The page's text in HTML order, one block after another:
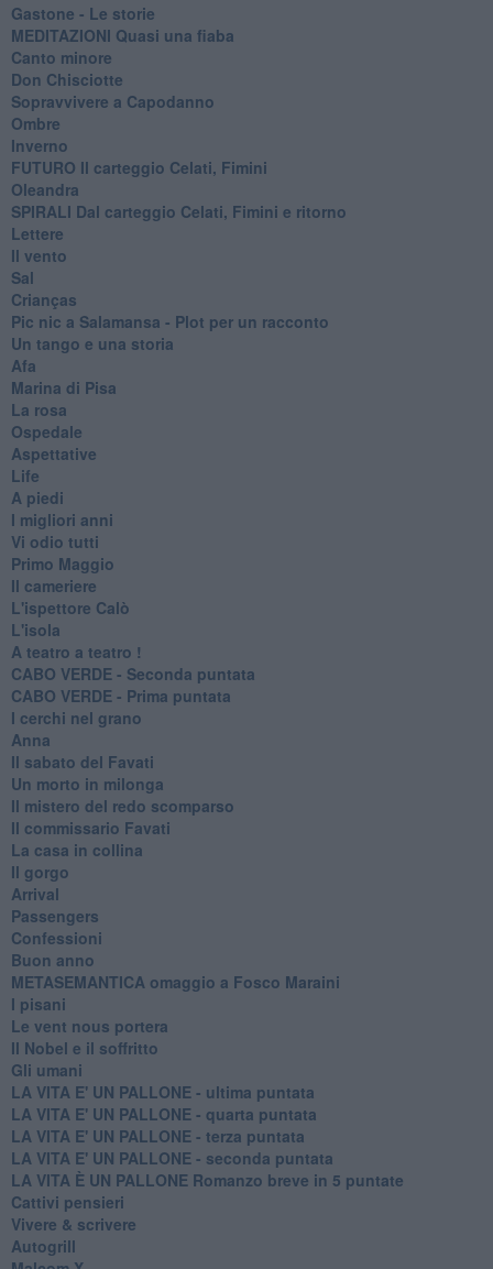
Gastone - Le storie
MEDITAZIONI Quasi una fiaba
Canto minore
Don Chisciotte
Sopravvivere a Capodanno
Ombre
Inverno
FUTURO Il carteggio Celati, Fimini
Oleandra
SPIRALI Dal carteggio Celati, Fimini e ritorno
Lettere
Il vento
Sal
Crianças
Pic nic a Salamansa - Plot per un racconto
Un tango e una storia
Afa
Marina di Pisa
La rosa
Ospedale
Aspettative
Life
A piedi
I migliori anni
Vi odio tutti
Primo Maggio
Il cameriere
L'ispettore Calò
L'isola
A teatro a teatro !
CABO VERDE - Seconda puntata
CABO VERDE - Prima puntata
I cerchi nel grano
Anna
Il sabato del Favati
Un morto in milonga
Il mistero del redo scomparso
Il commissario Favati
La casa in collina
Il gorgo
Arrival
Passengers
Confessioni
Buon anno
METASEMANTICA omaggio a Fosco Maraini
I pisani
Le vent nous portera
Il Nobel e il soffritto
Gli umani
LA VITA E' UN PALLONE - ultima puntata
LA VITA E' UN PALLONE - quarta puntata
LA VITA E' UN PALLONE - terza puntata
LA VITA E' UN PALLONE - seconda puntata
LA VITA È UN PALLONE Romanzo breve in 5 puntate
Cattivi pensieri
Vivere & scrivere
Autogrill